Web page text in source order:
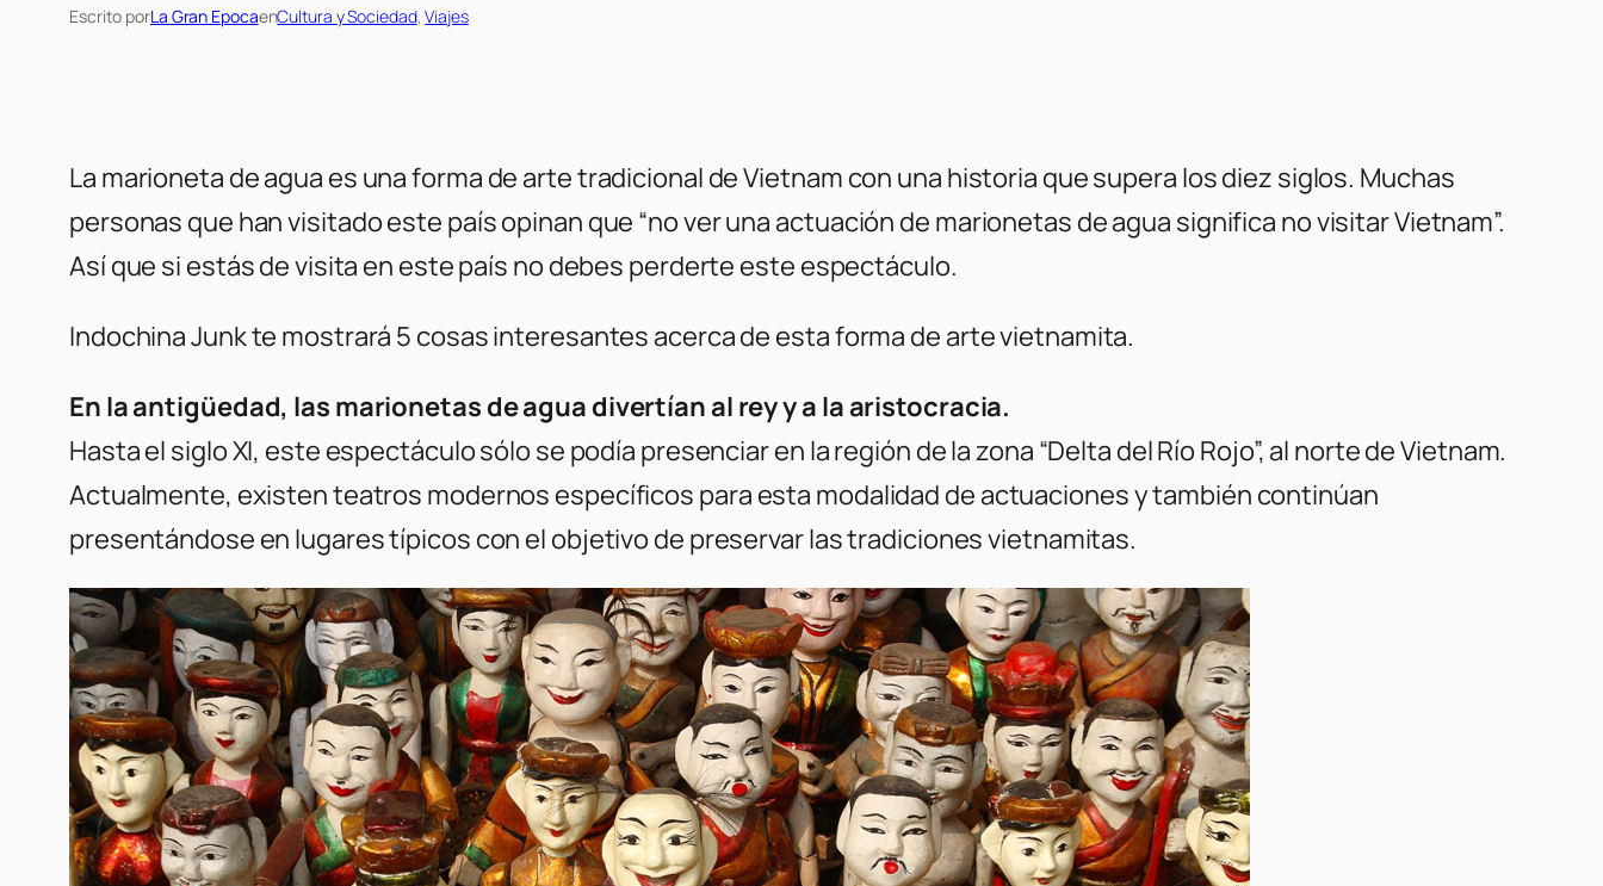
Escrito porLa Gran EpocaenCultura y Sociedad, Viajes
La marioneta de agua es una forma de arte tradicional de Vietnam con una historia que supera los diez siglos. Muchas
personas que han visitado este país opinan que “no ver una actuación de marionetas de agua significa no visitar Vietnam”.
Así que si estás de visita en este país no debes perderte este espectáculo.
Indochina Junk te mostrará 5 cosas interesantes acerca de esta forma de arte vietnamita.
En la antigüedad, las marionetas de agua divertían al rey y a la aristocracia.
Hasta el siglo XI, este espectáculo sólo se podía presenciar en la región de la zona “Delta del Río Rojo”, al norte de Vietnam.
Actualmente, existen teatros modernos específicos para esta modalidad de actuaciones y también continúan
presentándose en lugares típicos con el objetivo de preservar las tradiciones vietnamitas.